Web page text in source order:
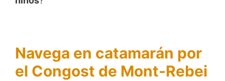
Navega en catamarán por
el Congost de Mont-Rebei